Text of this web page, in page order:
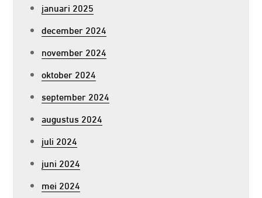
januari 2025
december 2024
november 2024
oktober 2024
september 2024
augustus 2024
juli 2024
juni 2024
mei 2024